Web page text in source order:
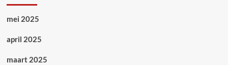
mei 2025
april 2025
maart 2025